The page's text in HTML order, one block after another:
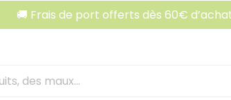
de port offerts dès 60€ d’achat* 🚚